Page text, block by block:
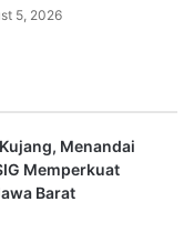
5, 2026
Menandai
Memperkuat
Barat